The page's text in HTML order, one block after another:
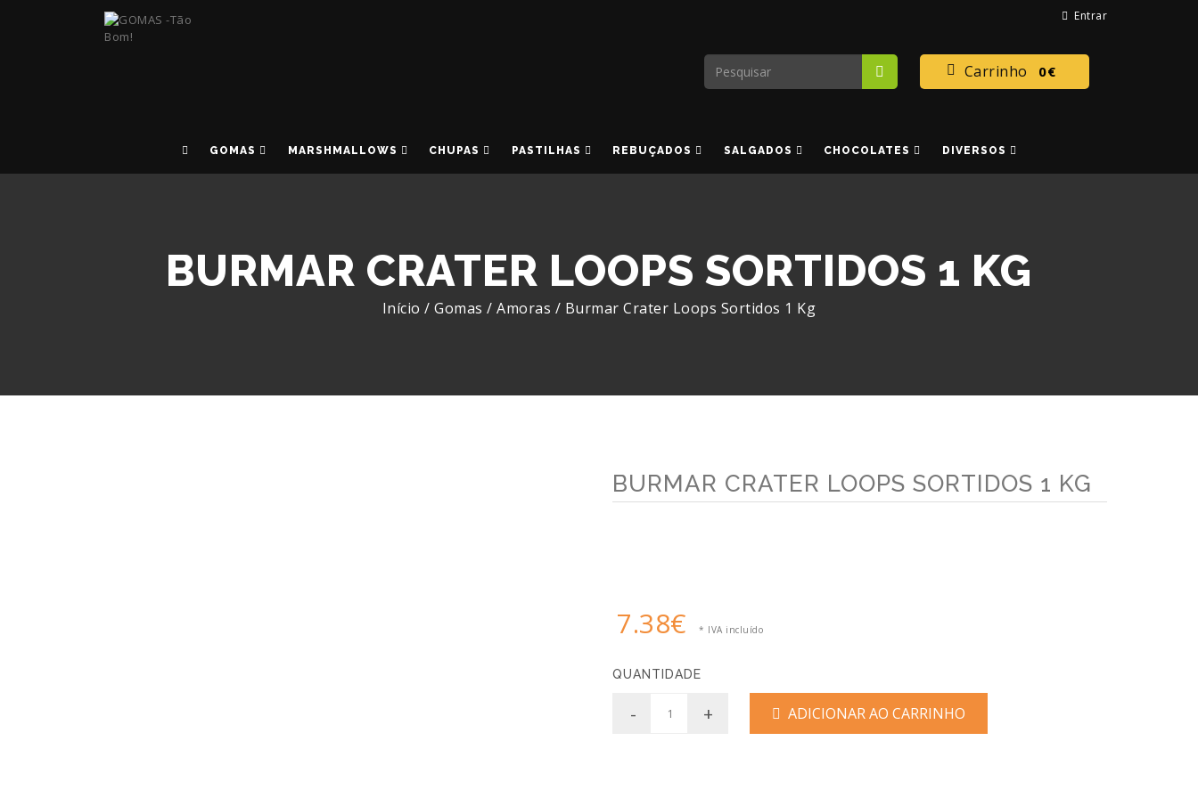
Entrar
Carrinho 0€
GOMAS MARSHMALLOWS CHUPAS PASTILHAS REBUÇADOS SALGADOS CHOCOLATES DIVERSOS
BURMAR CRATER LOOPS SORTIDOS 1 KG
Início / Gomas / Amoras / Burmar Crater Loops Sortidos 1 Kg
BURMAR CRATER LOOPS SORTIDOS 1 KG
7.38€ * IVA incluído
QUANTIDADE
- + ADICIONAR AO CARRINHO